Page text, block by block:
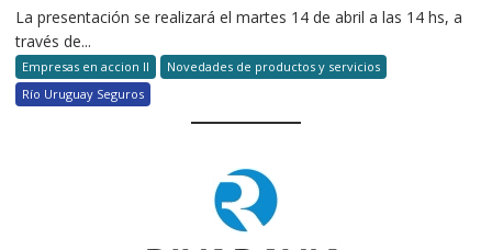
La presentación se realizará el martes 14 de abril a las 14 hs, a
través de...
Empresas en accion II
Novedades de productos y servicios
Río Uruguay Seguros